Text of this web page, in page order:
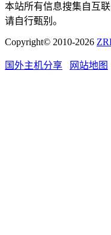
本站所有信息搜集自互
请自行甄别。
Copyright© 2010-2026
国外主机分享 网站地图